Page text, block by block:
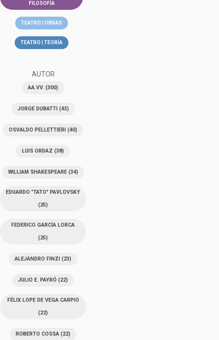
FILOSOFÍA
TEATRO | OBRAS
TEATRO | TEORÍA
AUTOR
AA.VV. (300)
JORGE DUBATTI(43)
OSVALDO PELLETTIERI (40)
LUIS ORDAZ (38)
WILLIAM SHAKESPEARE(34)
EDUARDO "TATO" PAVLOVSKY
(25)
FEDERICO GARCÍA LORCA
(25)
ALEJANDRO FINZI (23)
JULIO E. PAYRÓ (22)
FÉLIX LOPE DE VEGA CARPIO
(22)
ROBERTO COSSA (22)